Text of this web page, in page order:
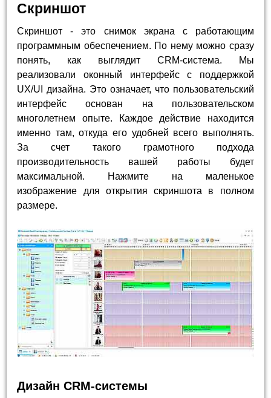
Скриншот
Скриншот - это снимок экрана с работающим
программным обеспечением. По нему можно сразу
понять, как выглядит CRM-система. Мы
реализовали оконный интерфейс с поддержкой
UX/UI дизайна. Это означает, что пользовательский
интерфейс основан на пользовательском
многолетнем опыте. Каждое действие находится
именно там, откуда его удобней всего выполнять.
За счет такого грамотного подхода
производительность вашей работы будет
максимальной. Нажмите на маленькое
изображение для открытия скриншота в полном
размере.
Дизайн CRM-системы